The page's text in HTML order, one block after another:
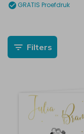
GRATIS Proefdruk
Filters